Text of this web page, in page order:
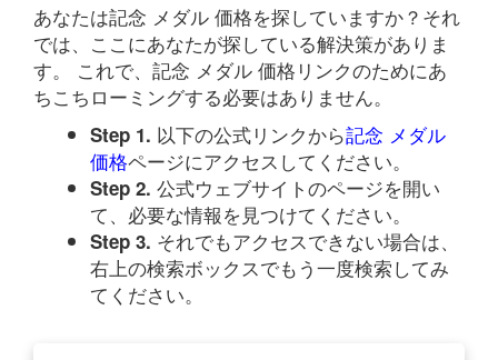
あなたは記念 メダル 価格を探していますか？それ
では、ここにあなたが探している解決策がありま
す。 これで、記念 メダル 価格リンクのためにあ
ちこちローミングする必要はありません。
Step 1. 以下の公式リンクから記念 メダル
価格ページにアクセスしてください。
Step 2. 公式ウェブサイトのページを開い
て、必要な情報を見つけてください。
Step 3. それでもアクセスできない場合は、
右上の検索ボックスでもう一度検索してみ
てください。